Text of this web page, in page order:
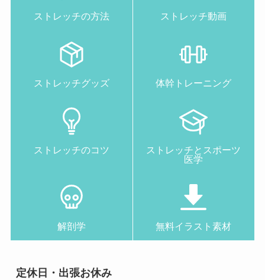
ストレッチの方法 ストレッチ動画
ストレッチグッズ 体幹トレーニング
ストレッチのコツ
ストレッチとスポーツ
医学
解剖学 無料イラスト素材
定休日・出張お休み